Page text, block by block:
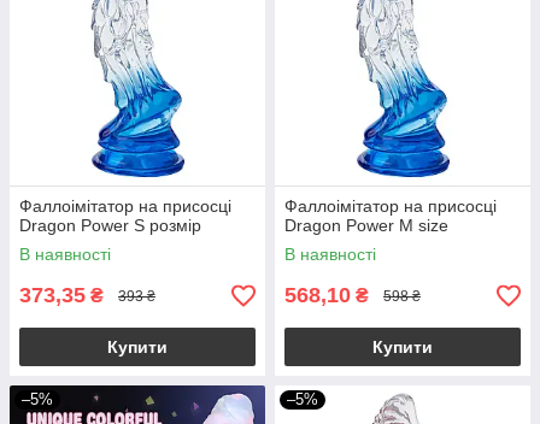
Фаллоімітатор на присосці
Dragon Power S розмір
В наявності
373,35 ₴ 393 ₴
Купити
Фаллоімітатор на присосці
Dragon Power M size
В наявності
568,10 ₴ 598 ₴
Купити
–5% –5%